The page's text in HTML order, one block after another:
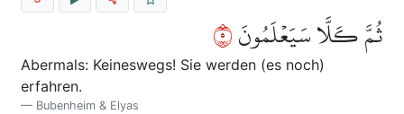
ثُمَّ كـَلَّا سَيَعۡلَمُونَ٥
Abermals: Keineswegs! Sie werden (es noch)
erfahren.
Bubenheim & Elyas